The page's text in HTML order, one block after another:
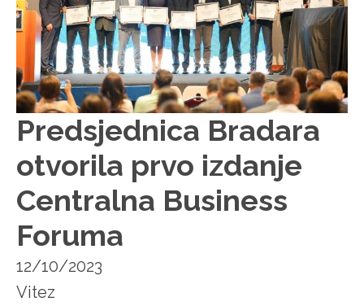
Predsjednica Bradara
otvorila prvo izdanje
Centralna Business
Foruma
12/10/2023
Vitez